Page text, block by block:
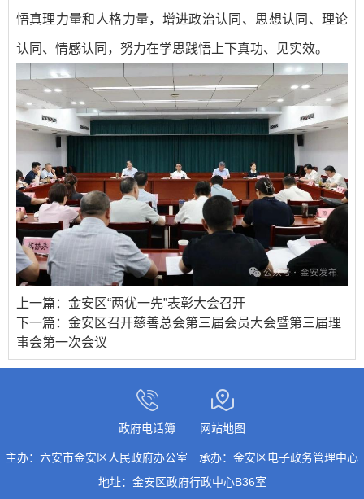
悟真理力量和人格力量，增进政治认同、思想认同、理论
认同、情感认同，努力在学思践悟上下真功、见实效。
上一篇： 金安区“两优一先”表彰大会召开
下一篇： 金安区召开慈善总会第三届会员大会暨第三届理
事会第一次会议
政府电话簿 网站地图
主办：六安市金安区人民政府办公室
承办：金安区电子政务管理中心
地址：金安区政府行政中心B36室